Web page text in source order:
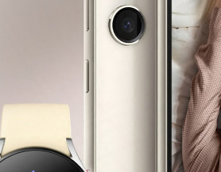
Замена магнетрона
Ремонт магнетрона